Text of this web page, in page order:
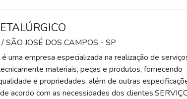
/ SÃO JOSÉ DOS CAMPOS - SP
uma empresa especializada na realização de
materiais, peças e produtos, fornecendo
e propriedades, além de outras
acordo com as necessidades dos